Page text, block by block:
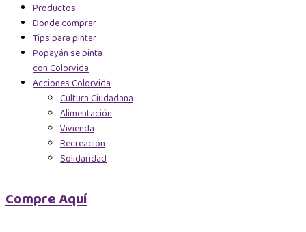
Productos
Donde comprar
Tips para pintar
Popayán se pinta
con Colorvida
Acciones Colorvida
Cultura Ciudadana
Alimentación
Vivienda
Recreación
Solidaridad
Compre Aquí